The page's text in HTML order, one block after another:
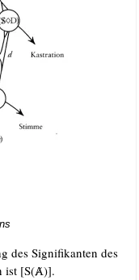
des Signi­fi­kan­ten des
ist [S(Ⱥ)].